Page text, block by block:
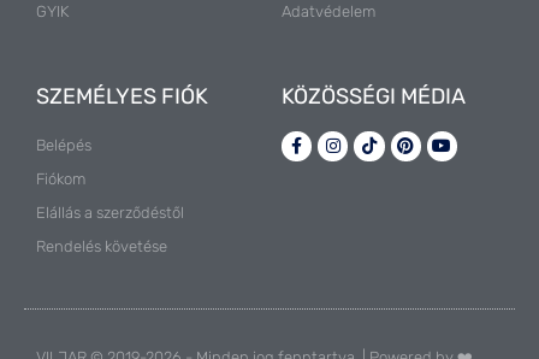
GYIK
Adatvédelem
SZEMÉLYES FIÓK
Belépés
Fiókom
Elállás a szerződéstől
Rendelés követése
KÖZÖSSÉGI MÉDIA